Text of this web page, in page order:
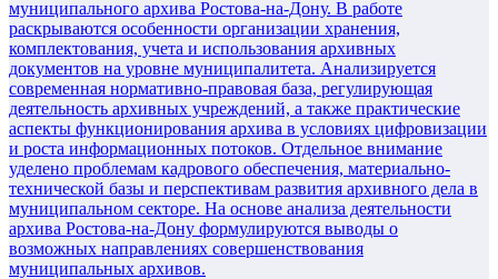
муниципального архива Ростова-на-Дону. В работе
раскрываются особенности организации хранения,
комплектования, учета и использования архивных
документов на уровне муниципалитета. Анализируется
современная нормативно-правовая база, регулирующая
деятельность архивных учреждений, а также практические
аспекты функционирования архива в условиях цифровизации
и роста информационных потоков. Отдельное внимание
уделено проблемам кадрового обеспечения, материально-
технической базы и перспективам развития архивного дела в
муниципальном секторе. На основе анализа деятельности
архива Ростова-на-Дону формулируются выводы о
возможных направлениях совершенствования
муниципальных архивов.